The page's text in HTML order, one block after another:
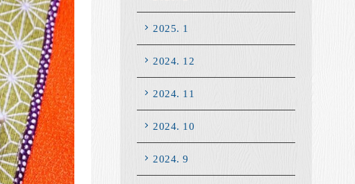
2025. 1
2024. 12
2024. 11
2024. 10
2024. 9